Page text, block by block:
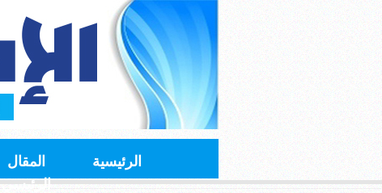
الرئيسية
المقال
الرئيسي